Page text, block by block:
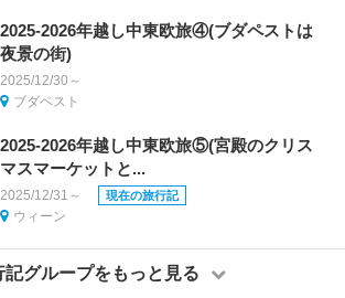
2025-2026年越し中東欧旅④(ブダペストは
夜景の街)
2025/12/30～
ブダペスト
2025-2026年越し中東欧旅⑤(宮殿のクリス
マスマーケットと...
2025/12/31～ 現在の旅行記
ウィーン
記グループをもっと見る